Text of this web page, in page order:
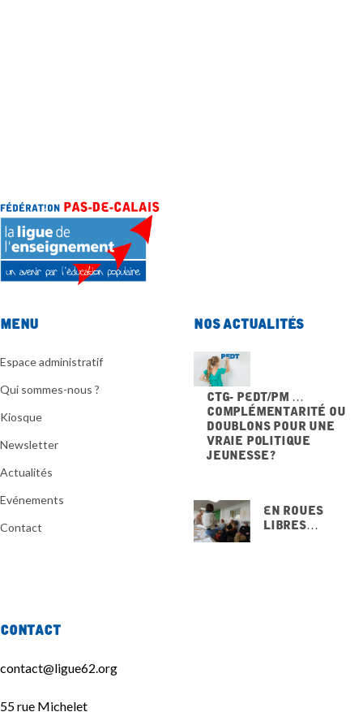
Menu
Espace administratif
Qui sommes-nous ?
Kiosque
Newsletter
Actualités
Evénements
Contact
Nos actualités
CTG- PEdT/PM …
Complémentarité ou
doublons pour une
vraie politique
jeunesse ?
En Roues
Libres…
Contact
contact@ligue62.org
55 rue Michelet